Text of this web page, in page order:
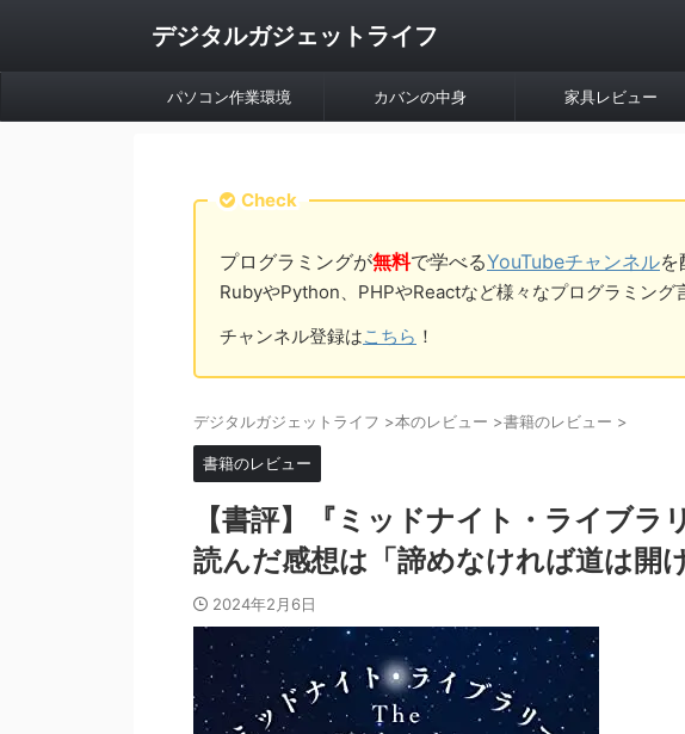
デジタルガジェットライフ
パソコン作業環境 カバンの中身 家具レビュー
Check
プログラミングが無料で学べるYouTubeチャンネルを
RubyやPython、PHPやReactなど様々なプログラミング
チャンネル登録はこちら ！
デジタルガジェットライフ >本のレビュー >書籍のレビュー >
書籍のレビュー
【書評】『ミッドナイト・ライブラ
読んだ感想は「諦めなければ道は開け
2024年2月6日